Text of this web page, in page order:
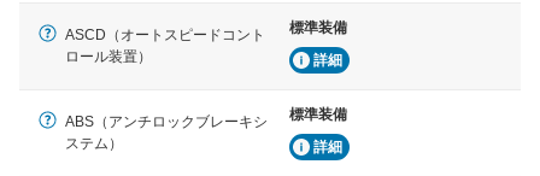
ASCD（オートスピードコント
ロール装置）
標準装備
詳細
ABS（アンチロックブレーキシ
ステム）
標準装備
詳細